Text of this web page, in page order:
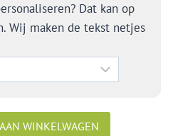
Dat kan op
Wij maken de tekst netjes
WINKELWAGEN